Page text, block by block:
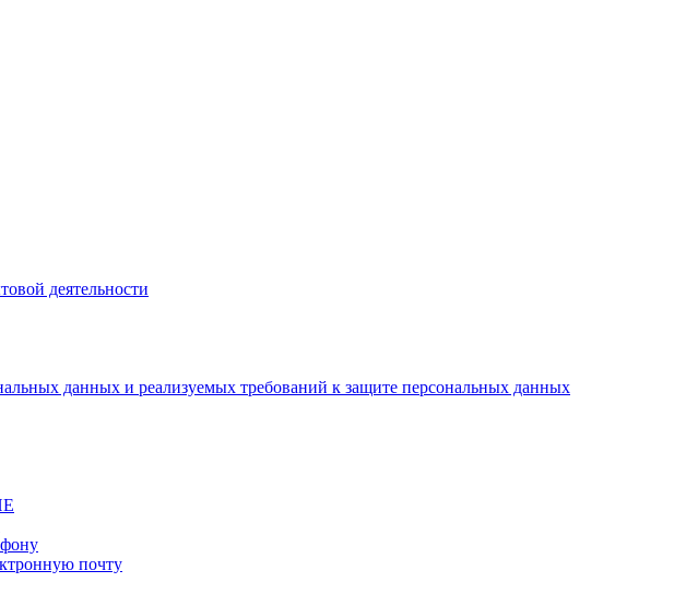
деятельности
данных и реализуемых требований к защите персональных данных
почту